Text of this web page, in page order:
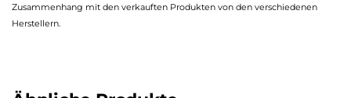
Zusammenhang mit den verkauften Produkten von den verschiedenen
Herstellern.